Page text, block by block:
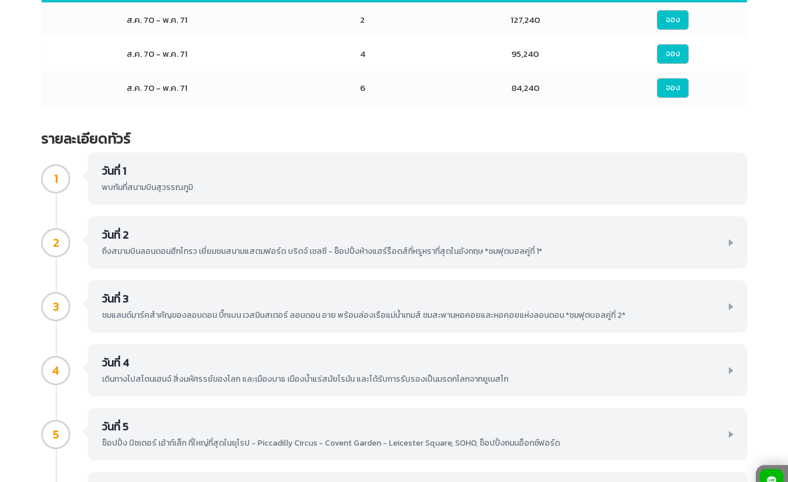
ส.ค. 70- พ.ค. 71 2 127,240 จอง
ส.ค. 70- พ.ค. 71 4 95,240 จอง
ส.ค. 70- พ.ค. 71 6 84,240 จอง
รายละเอียดทัวร์
1 วันที่ 1
พบกันที่สนามบินสุวรรณภูมิ
2 วันที่ 2
ถึงสนามบินลอนดอนฮีทโทรว เยี่ยมชมสนามแสตมฟอร์ด บริดจ์ เชลซี - ช็อปปิ้งห้างแฮร์ร็อดส์ที่หรูหราที่สุดในอังกฤษ *ชมฟุตบอลคู่ที่ 1*
3 วันที่ 3
ชมแลนด์มาร์คสำคัญของลอนดอน บิ๊กเบน เวสมินสเตอร์ ลอนดอน อาย พร้อมล่องเรือแม่น้ำเทมส์ ชมสะพานหอคอยและหอคอยแห่งลอนดอน *ชมฟุตบอลคู่ที่ 2*
4 วันที่ 4
เดินทางไปสโตนเฮนจ์ สิ่งมหัศรรย์ของโลก และเมืองบาธ เมืองน้ำแร่สมัยโรมัน และได้รับการรับรองเป็นมรดกโลกจากยูเนสโก
5 วันที่ 5
ช็อปปิ้ง บิซเตอร์ เอ้าท์เล็ท ที่ใหญ่ที่สุดในยุโรป - Piccadilly Circus - Covent Garden - Leicester Square, SOHO, ช็อปปิ้งถนนอ็อกซ์ฟอร์ด